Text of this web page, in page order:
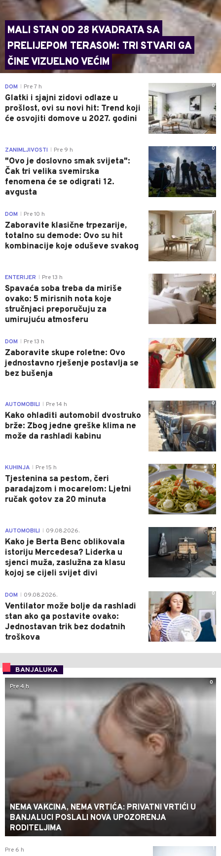
MALI STAN OD 28 KVADRATA SA
PRELIJEPOM TERASOM: TRI STVARI GA
ČINE VIZUELNO VEĆIM
0
DOM Pre 7 h
Glatki i sjajni zidovi odlaze u
prošlost, ovi su novi hit: Trend koji
će osvojiti domove u 2027. godini
0
ZANIMLJIVOSTI Pre 9 h
"Ovo je doslovno smak svijeta":
Čak tri velika svemirska
fenomena će se odigrati 12.
avgusta
0
DOM Pre 10 h
Zaboravite klasične trpezarije,
totalno su demode: Ovo su hit
kombinacije koje oduševe svakog
0
ENTERIJER Pre 13 h
Spavaća soba treba da miriše
ovako: 5 mirisnih nota koje
stručnjaci preporučuju za
umirujuću atmosferu
0
DOM Pre 13 h
Zaboravite skupe roletne: Ovo
jednostavno rješenje postavlja se
bez bušenja
0
AUTOMOBILI Pre 14 h
Kako ohladiti automobil dvostruko
brže: Zbog jedne greške klima ne
može da rashladi kabinu
0
KUHINJA Pre 15 h
Tjestenina sa pestom, čeri
paradajzom i mocarelom: Ljetni
ručak gotov za 20 minuta
0
AUTOMOBILI 09.08.2026.
Kako je Berta Benc oblikovala
istoriju Mercedesa? Liderka u
sjenci muža, zaslužna za klasu
kojoj se cijeli svijet divi
0
DOM 09.08.2026.
Ventilator može bolje da rashladi
stan ako ga postavite ovako:
Jednostavan trik bez dodatnih
troškova
BANJALUKA
0
Pre 4 h
NEMA VAKCINA, NEMA VRTIĆA: PRIVATNI VRTIĆI U
BANJALUCI POSLALI NOVA UPOZORENJA
RODITELJIMA
1
Pre 6 h